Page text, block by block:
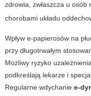
zdrowia, zwłaszcza u osób
chorobami układu
Wpływ e-papierosów na
przy długotrwałym
Możliwy ryzyko
podkreślają lekarze i
Regularne wdychanie e-